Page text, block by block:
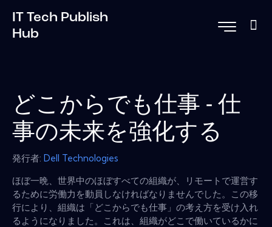
IT Tech Publish
Hub
どこからでも仕事 - 仕
事の未来を強化する
発行者: Dell Technologies
ほぼ一晩、世界中のほぼすべての組織が、リモートで運営す
るために労働力を動員しなければなりませんでした。この移
行により、組織は「どこからでも仕事」の考え方を受け入れ
るようになりました。これは、組織がどこで働いているかに